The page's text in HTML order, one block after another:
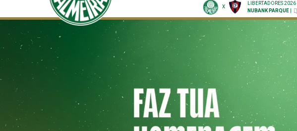
X
LIBERTADORES 2026|
NUBANK PARQUE